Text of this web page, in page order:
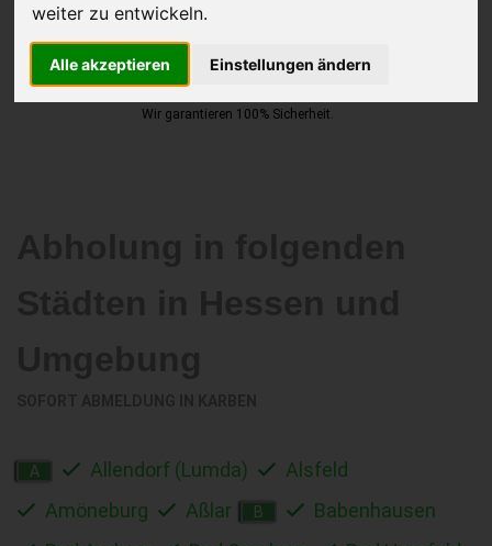
weiter zu entwickeln.
Alle akzeptieren Einstellungen ändern
Kostenloses Angebotfür den Ankauf Ihres Autos inklusive der
Wir garantieren 100% Sicherheit.
A Allendorf (Lumda)
Alsfeld
Amöneburg
Aßlar B
Babenhausen